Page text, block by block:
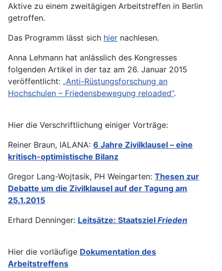
Aktive zu einem zweitägigen Arbeitstreffen in Berlin
getroffen.
Das Programm lässt sich hier nachlesen.
Anna Lehmann hat anlässlich des Kongresses
folgenden Artikel in der taz am 26. Januar 2015
veröffentlicht: „Anti-Rüstungsforschung an
Hochschulen – Friedensbewegung reloaded“.
Hier die Verschriftlichung einiger Vorträge:
Reiner Braun, IALANA: 6 Jahre Zivilklausel – eine
kritisch-optimistische Bilanz
Gregor Lang-Wojtasik, PH Weingarten: Thesen zur
Debatte um die Zivilklausel auf der Tagung am
25.1.2015
Erhard Denninger: Leitsätze: Staatsziel Frieden
Hier die vorläufige Dokumentation des
Arbeitstreffens